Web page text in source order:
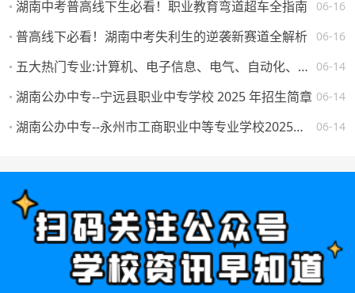
06-16
湖南中考普高线下生必看！职业教育弯道超车全指南
06-16
普高线下必看！湖南中考失利生的逆袭新赛道全解析
06-14
五大热门专业:计算机、电子信息、电气、自动化、机械。学校怎么选，将来就业如何？
06-14
湖南公办中专--宁远县职业中专学校 2025 年招生简章
06-14
湖南公办中专--永州市工商职业中等专业学校2025年一年级新生填报志愿须知